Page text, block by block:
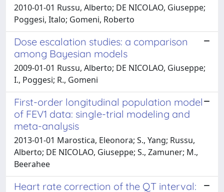
2010-01-01 Russu, Alberto; DE NICOLAO, Giuseppe;
Poggesi, Italo; Gomeni, Roberto
Dose escalation studies: a comparison
among Bayesian models
2009-01-01 Russu, Alberto; DE NICOLAO, Giuseppe;
I., Poggesi; R., Gomeni
First-order longitudinal population model
of FEV1 data: single-trial modeling and
meta-analysis
2013-01-01 Marostica, Eleonora; S., Yang; Russu,
Alberto; DE NICOLAO, Giuseppe; S., Zamuner; M.,
Beerahee
Heart rate correction of the QT interval: